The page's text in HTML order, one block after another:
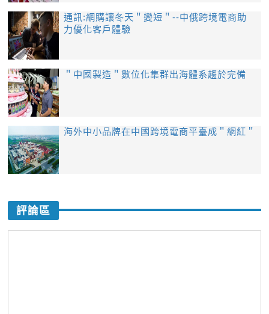
通訊:網購讓冬天＂變短＂--中俄跨境電商助
力優化客戶體驗
＂中國製造＂數位化集群出海體系趨於完備
海外中小品牌在中國跨境電商平臺成＂網紅＂
評論區